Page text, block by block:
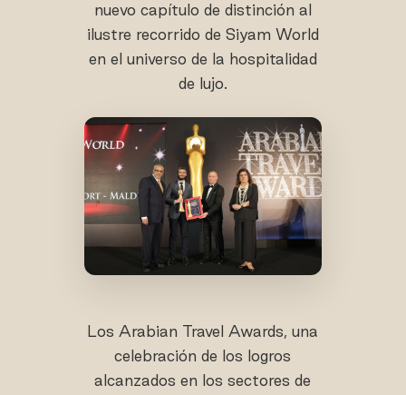
nuevo capítulo de distinción al
ilustre recorrido de Siyam World
en el universo de la hospitalidad
de lujo.
Los Arabian Travel Awards, una
celebración de los logros
alcanzados en los sectores de